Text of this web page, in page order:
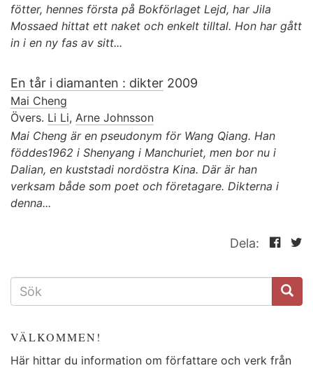
fötter, hennes första på Bokförlaget Lejd, har Jila
Mossaed hittat ett naket och enkelt tilltal. Hon har gått
in i en ny fas av sitt...
En tår i diamanten : dikter 2009
Mai Cheng
Övers. Li Li, Arne Johnsson
Mai Cheng är en pseudonym för Wang Qiang. Han
föddes1962 i Shenyang i Manchuriet, men bor nu i
Dalian, en kuststadi nordöstra Kina. Där är han
verksam både som poet och företagare. Dikterna i
denna...
Dela:
SÖKFORMULÄR
VÄLKOMMEN!
Här hittar du information om författare och verk från